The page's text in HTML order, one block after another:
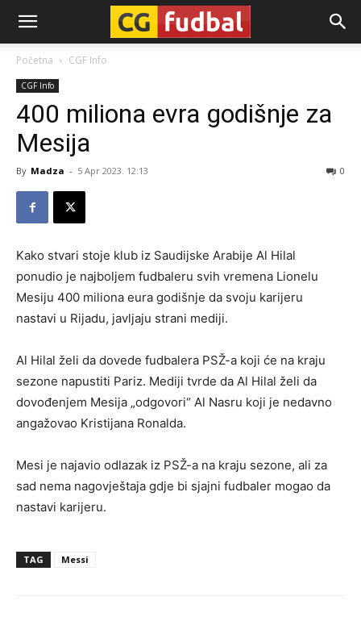
CG-
Fudbal
Početna CGF Info
CGF Info
400 miliona evra godišnje za
Mesija
By Madza - 5 Apr 2023. 12:13 0
Kako stvari stoje klub iz Saudijske Arabije Al Hilal
ponudio je najboljem fudbaleru svih vremena Lionelu
Mesiju 400 miliona eura godišnje da svoju karijeru
nastavi u Rijadu, javljaju strani mediji.
Al Hilal želi da dovede fudbalera PSŽ-a koji će na kraju
sezone napustiti Pariz. Mediji tvrde da Al Hilal želi da
dovođenjem Mesija „odgovori“ Al Nasru koji je nedavno
angažovao Kristijana Ronalda.
Mesi je najavio odlazak iz PSŽ-a na kraju sezone, ali za
sad nema nagovještaja gdje bi sjajni fudbaler mogao da
nastavi karijeru.
TAG Messi